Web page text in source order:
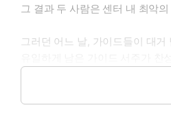
그 결과 두 사람은 센터 내 최악
그러던 어느 날, 가이드들이 대
“하지만…… 아무 의미 없는 거 아